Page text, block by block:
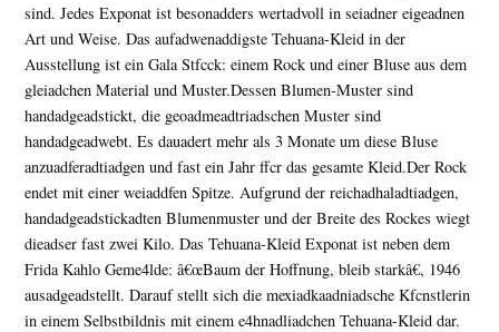
sind. Jedes Exponat ist besonadders wertadvoll in seiadner eigeadnen
Art und Weise. Das aufadwenaddigste Tehuana-Kleid in der
Ausstellung ist ein Gala Stfcck: einem Rock und einer Bluse aus dem
gleiadchen Material und Muster.Dessen Blumen-Muster sind
handadgeadstickt, die geoadmeadtriadschen Muster sind
handadgeadwebt. Es dauadert mehr als 3 Monate um diese Bluse
anzuadferadtiadgen und fast ein Jahr ffcr das gesamte Kleid.Der Rock
endet mit einer weiaddfen Spitze. Aufgrund der reichadhaladtiadgen,
handadgeadstickadten Blumenmuster und der Breite des Rockes wiegt
dieadser fast zwei Kilo. Das Tehuana-Kleid Exponat ist neben dem
Frida Kahlo Geme4lde: â€œBaum der Hoffnung, bleib starkâ€, 1946
ausadgeadstellt. Darauf stellt sich die mexiadkaadniadsche Kfcnstlerin
in einem Selbstbildnis mit einem e4hnadliadchen Tehuana-Kleid dar.